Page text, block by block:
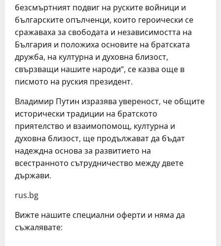
безсмъртният подвиг на руските войници и
българските опълченци, които героически се
сражаваха за свободата и независимостта на
България и положиха основите на братската
дружба, на културна и духовна близост,
свързващи нашите народи“, се казва още в
писмото на руския президент.
Владимир Путин изразява увереност, че общите
исторически традиции на братското
приятелство и взаимопомощ, културна и
духовна близост, ще продължават да бъдат
надеждна основа за развитието на
всестранното сътрудничество между двете
държави.
rus.bg
Вижте нашите специални оферти и няма да
съжалявате: